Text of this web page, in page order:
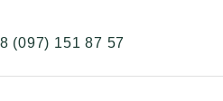
(097) 151 87 57